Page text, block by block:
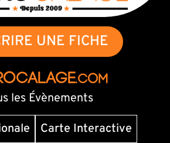
UNE FICHE
.com
les Évènements
Carte Interactive